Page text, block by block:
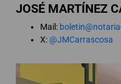
JOSÉ MARTÍNEZ
Mail:
X:@JMCarrascosa